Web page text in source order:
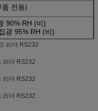
전용)
90% RH (비)
광 95% RH (비)